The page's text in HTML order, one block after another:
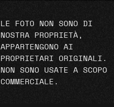
LE FOTO NON SONO DI
NOSTRA PROPRIETÀ,
APPARTENGONO AI
PROPRIETARI ORIGINALI.
NON SONO USATE A SCOPO
COMMERCIALE.